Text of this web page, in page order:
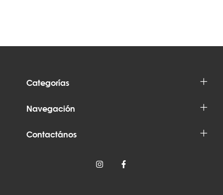
Categorías
Navegación
Contactános